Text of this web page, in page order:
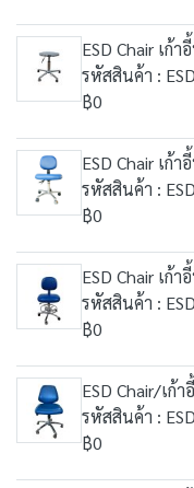
ESD Chair เก้
รหัสสินค้า :
฿0
ESD Chair เก้
รหัสสินค้า :
฿0
ESD Chair เก้
รหัสสินค้า :
฿0
ESD Chair/เก้
รหัสสินค้า :
฿0